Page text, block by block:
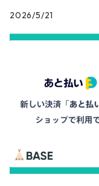
2026/5/21